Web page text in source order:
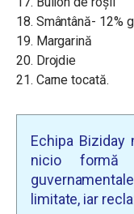
18. Smântână- 12%
19. Margarină
20. Drojdie
21. Carne tocată.
Echipa
nicio formă
limitate, iar